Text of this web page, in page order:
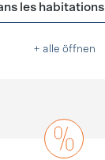
les habitations
+ alle öffnen